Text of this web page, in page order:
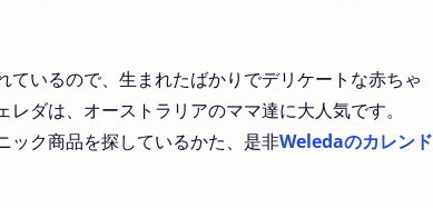
いるので、生まれたばかりでデリケートな赤ちゃ
ダは、オーストラリアのママ達に大人気です。
ック商品を探しているかた、是非Weledaのカレンド